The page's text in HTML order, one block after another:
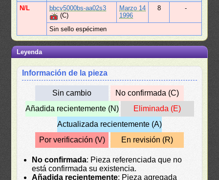
N/L
bbcv5000bs-aa02s3
(C)
Marzo 14
1996
8 -
Sin sello espécimen
Leyenda
Información de la pieza
Sin cambio
No confirmada (C)
Añadida recientemente (N)
Eliminada (E)
Actualizada recientemente (A)
Por verificación (V)
En revisión (R)
No confirmada: Pieza referenciada que no
está confirmada su existencia.
Añadida recientemente: Pieza agregada